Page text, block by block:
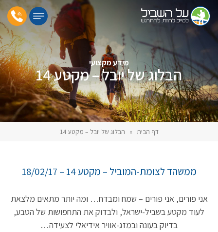
מידע מקצועי
הבלוג של יובל – מקטע 14
דף הבית » הבלוג של יובל – מקטע 14
ממשהד לצומת-המוביל – מקטע 14 – 18/02/17
אני פורים, אני פורים – שמח ומבדח… ומה יותר מתאים מלצאת
לעוד מקטע בשביל-ישראל, ולבדוק את התחפושות של הטבע,
בדיוק בעונה ובמזג-אוויר אידיאלי לצעידה…